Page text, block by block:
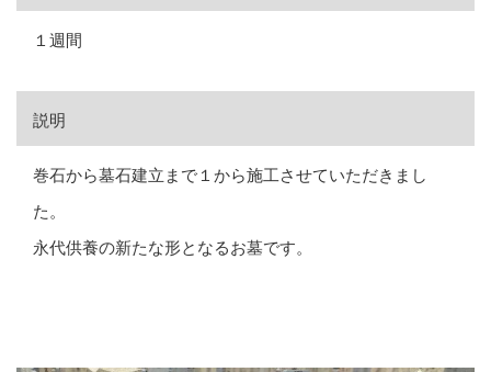
１週間
説明
巻石から墓石建立まで１から施工させていただきまし
た。
永代供養の新たな形となるお墓です。